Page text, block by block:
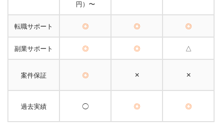
円）〜
転職サポート ◎ ◎ ◎
副業サポート ◎ ◎ △
案件保証 ◎ × ×
過去実績 ◯ ◎ ◎